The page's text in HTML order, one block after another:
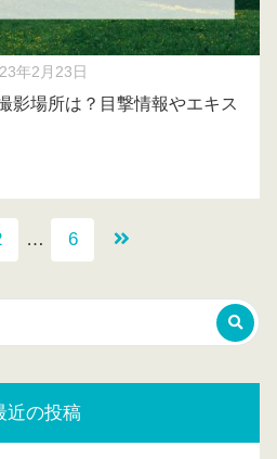
年2月23日
影場所は？目撃情報やエキス
… 6
近の投稿